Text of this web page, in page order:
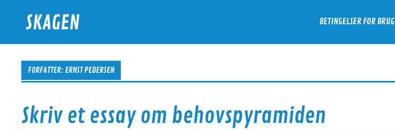
contentSKAGEN
For turister og urfanatikere
BETINGELSER FOR BRUG
FORFATTER: ERNST PEDERSEN
Skriv et essay om behovspyramiden